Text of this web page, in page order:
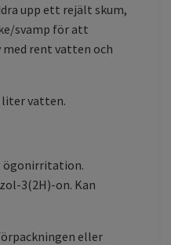
upp ett rejält skum,
svamp för att
med rent vatten och
liter vatten.
ögonirritation.
3(2H)-on. Kan
eller